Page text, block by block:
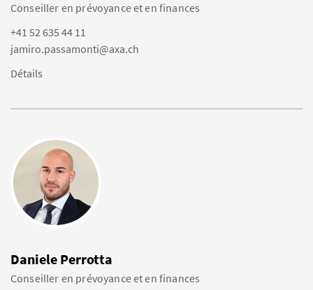
Conseiller en prévoyance et en finances
+41 52 635 44 11
jamiro.passamonti@axa.ch
Détails
Daniele Perrotta
Conseiller en prévoyance et en finances